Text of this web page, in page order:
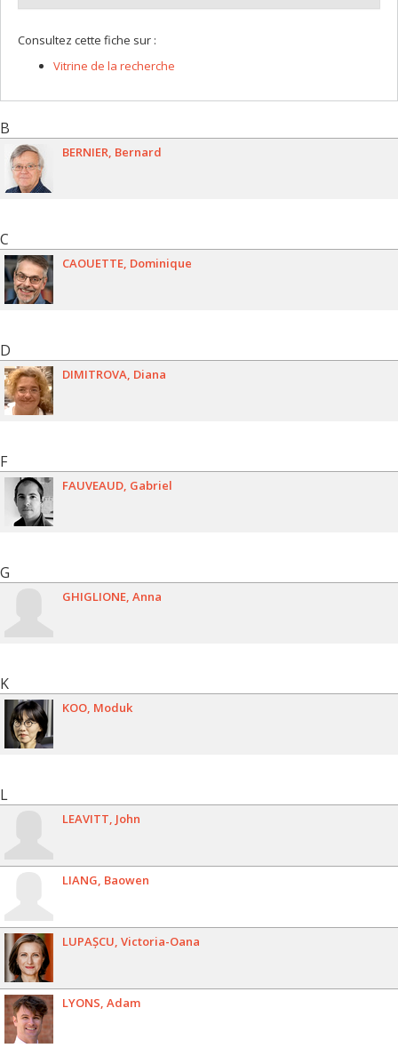
Consultez cette fiche sur :
Vitrine de la recherche
B
BERNIER Bernard
C
CAOUETTE Dominique
D
DIMITROVA Diana
F
FAUVEAUD Gabriel
G
GHIGLIONE Anna
K
KOO Moduk
L
LEAVITT John
LIANG Baowen
LUPAȘCU Victoria-Oana
LYONS Adam